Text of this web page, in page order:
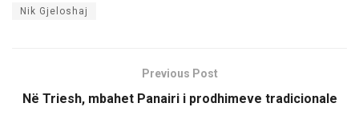
Nik Gjeloshaj
Previous Post
Në Triesh, mbahet Panairi i prodhimeve tradicionale